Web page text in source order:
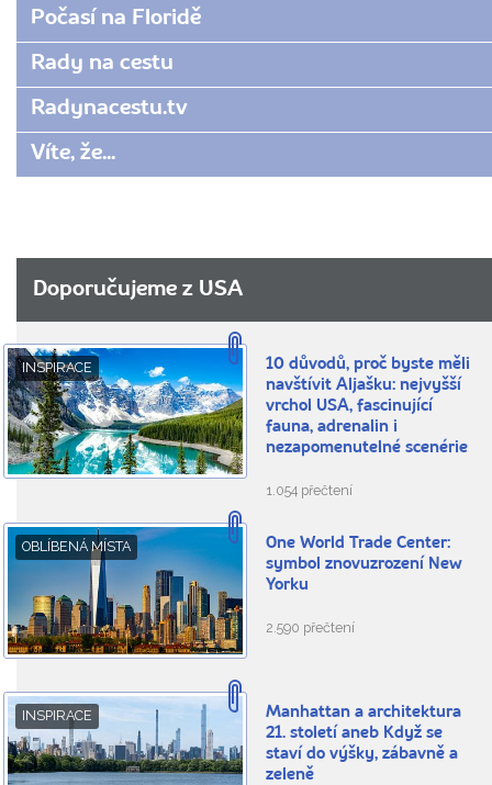
Počasí na Floridě
Rady na cestu
Radynacestu.tv
Víte, že...
Doporučujeme z USA
INSPIRACE
10 důvodů, proč byste měli
navštívit Aljašku: nejvyšší
vrchol USA, fascinující
fauna, adrenalin i
nezapomenutelné scenérie
1.054 přečtení
OBLÍBENÁ MÍSTA
One World Trade Center:
symbol znovuzrození New
Yorku
2.590 přečtení
INSPIRACE
Manhattan a architektura
21. století aneb Když se
staví do výšky, zábavně a
zeleně